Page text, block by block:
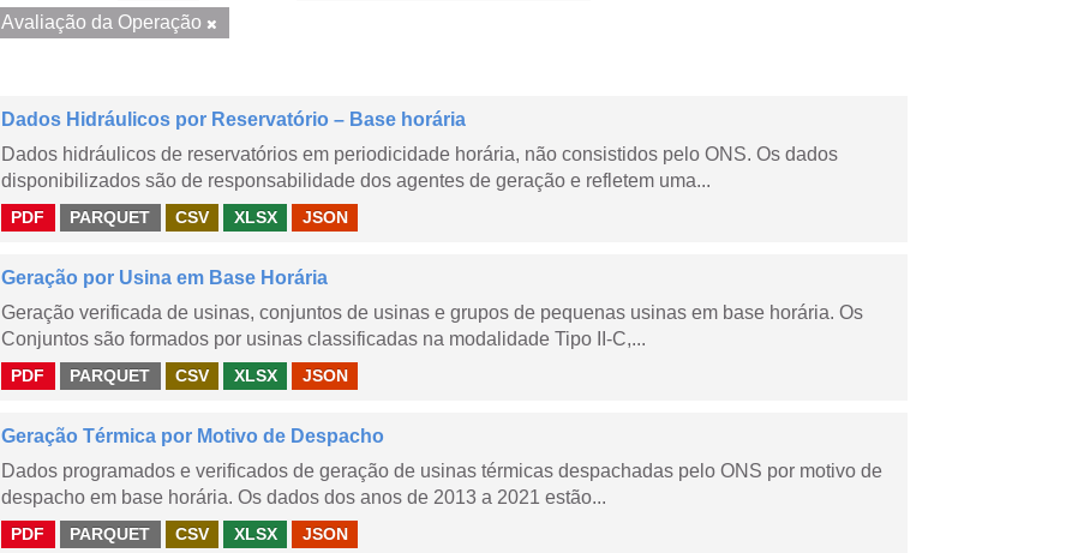
Avaliação da Operação
Dados Hidráulicos por Reservatório – Base horária
Dados hidráulicos de reservatórios em periodicidade horária, não consistidos pelo ONS. Os dados
disponibilizados são de responsabilidade dos agentes de geração e refletem uma...
PDF PARQUET CSV XLSX JSON
Geração por Usina em Base Horária
Geração verificada de usinas, conjuntos de usinas e grupos de pequenas usinas em base horária. Os
Conjuntos são formados por usinas classificadas na modalidade Tipo II-C,...
PDF PARQUET CSV XLSX JSON
Geração Térmica por Motivo de Despacho
Dados programados e verificados de geração de usinas térmicas despachadas pelo ONS por motivo de
despacho em base horária. Os dados dos anos de 2013 a 2021 estão...
PDF PARQUET CSV XLSX JSON